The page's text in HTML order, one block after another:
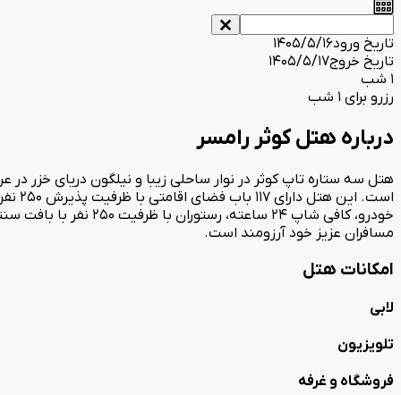
تاریخ ورود1405/5/16
تاریخ خروج1405/5/17
1 شب
رزرو برای 1 شب
درباره هتل کوثر رامسر
هتل سه ستاره تاپ کوثر در نوار ساحلی زیبا و نیلگون دریای خزر
خودرو، کافی شاپ 24
مسافران عزیز خود آرزومند است.
امکانات هتل
لابی
تلویزیون
فروشگاه و غرفه